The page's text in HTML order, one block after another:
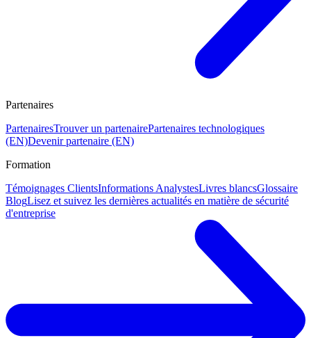
Partenaires
PartenairesTrouver un partenairePartenaires technologiques
(EN)Devenir partenaire (EN)
Formation
Témoignages ClientsInformations AnalystesLivres blancsGlossaire
BlogLisez et suivez les dernières actualités en matière de sécurité
d'entreprise